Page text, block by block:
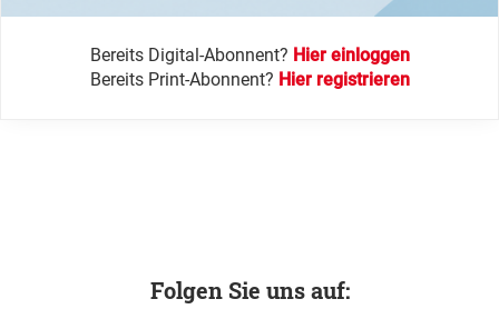
Bereits Digital-Abonnent? Hier einloggen
Bereits Print-Abonnent? Hier registrieren
Folgen Sie uns auf: